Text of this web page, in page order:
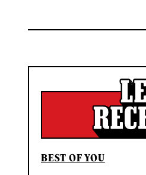
BEST OF YOU